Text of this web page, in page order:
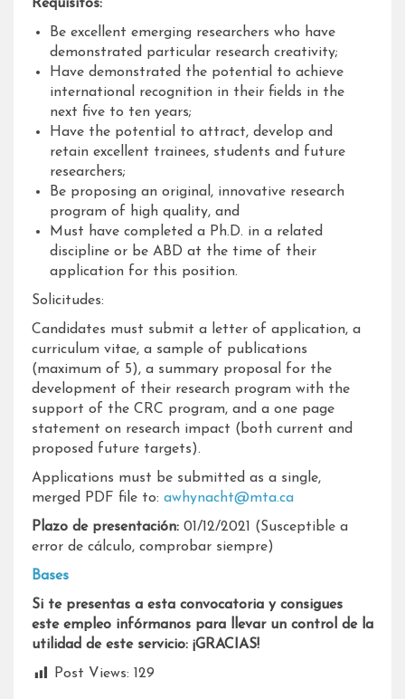
Requisitos:
Be excellent emerging researchers who have
demonstrated particular research creativity;
Have demonstrated the potential to achieve
international recognition in their fields in the
next five to ten years;
Have the potential to attract, develop and
retain excellent trainees, students and future
researchers;
Be proposing an original, innovative research
program of high quality, and
Must have completed a Ph.D. in a related
discipline or be ABD at the time of their
application for this position.
Solicitudes:
Candidates must submit a letter of application, a
curriculum vitae, a sample of publications
(maximum of 5), a summary proposal for the
development of their research program with the
support of the CRC program, and a one page
statement on research impact (both current and
proposed future targets).
Applications must be submitted as a single,
merged PDF file to: awhynacht@mta.ca
Plazo de presentación: 01/12/2021 (Susceptible a
error de cálculo, comprobar siempre)
Bases
Si te presentas a esta convocatoria y consigues
este empleo infórmanos para llevar un control de la
utilidad de este servicio: ¡GRACIAS!
Post Views: 129